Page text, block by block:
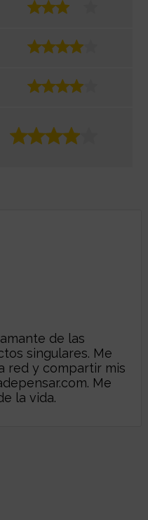
de las
singulares. Me
red y compartir mis
. Me
la vida.